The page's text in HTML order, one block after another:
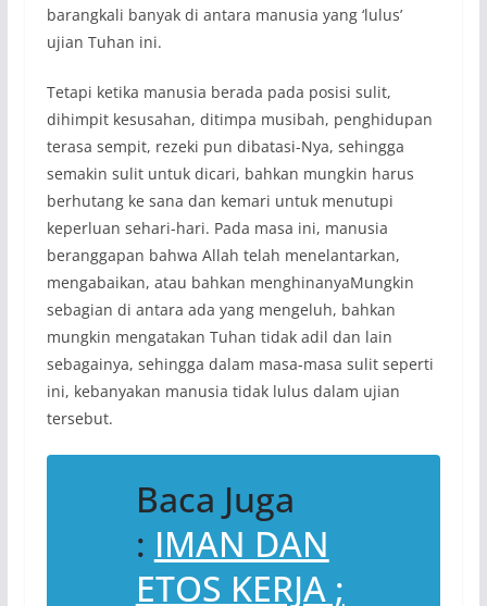
barangkali banyak di antara manusia yang ‘lulus’
ujian Tuhan ini.
Tetapi ketika manusia berada pada posisi sulit,
dihimpit kesusahan, ditimpa musibah, penghidupan
terasa sempit, rezeki pun dibatasi-Nya, sehingga
semakin sulit untuk dicari, bahkan mungkin harus
berhutang ke sana dan kemari untuk menutupi
keperluan sehari-hari. Pada masa ini, manusia
beranggapan bahwa Allah telah menelantarkan,
mengabaikan, atau bahkan menghinanyaMungkin
sebagian di antara ada yang mengeluh, bahkan
mungkin mengatakan Tuhan tidak adil dan lain
sebagainya, sehingga dalam masa-masa sulit seperti
ini, kebanyakan manusia tidak lulus dalam ujian
tersebut.
Baca Juga
: IMAN DAN
ETOS KERJA ;